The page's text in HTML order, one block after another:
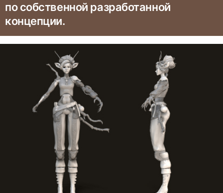
по собственной разработанной
концепции.